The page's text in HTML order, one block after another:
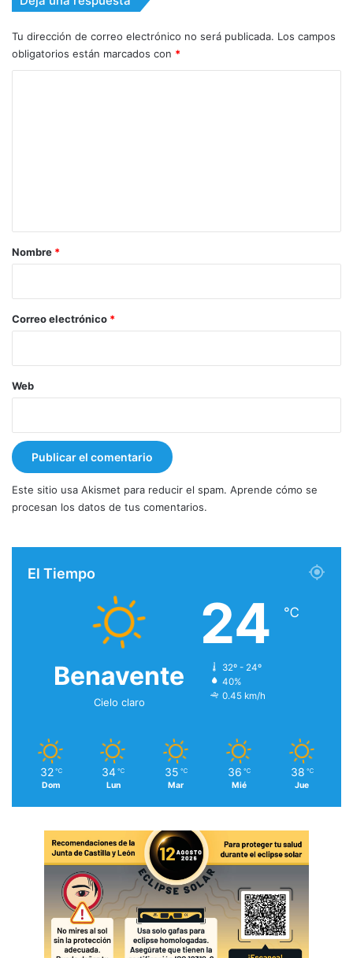
Tu dirección de correo electrónico no será publicada. Los campos
obligatorios están marcados con *
r
*
Nombre *
Correo electrónico *
Web
Este sitio usa Akismet para reducir el spam. Aprende cómo se
procesan los datos de tus comentarios.
El Tiempo
Benavente
Cielo claro
24 ℃
32º - 24º
40%
0.45 km/h
32 ℃
Dom
34 ℃
Lun
35 ℃
Mar
36 ℃
Mié
38 ℃
Jue